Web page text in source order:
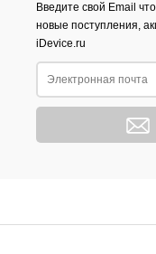
Введите свой Email
новые поступления,
iDevice.ru